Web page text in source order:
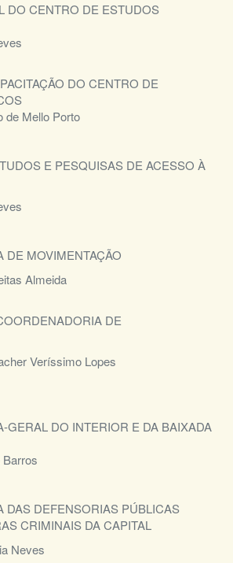
DO CENTRO DE ESTUDOS
DO CENTRO DE
de Mello Porto
E PESQUISAS DE ACESSO À
MOVIMENTAÇÃO
Almeida
DE
Veríssimo Lopes
GERAL DO INTERIOR E DA BAIXADA
Barros
DAS DEFENSORIAS PÚBLICAS
CRIMINAIS DA CAPITAL
Neves